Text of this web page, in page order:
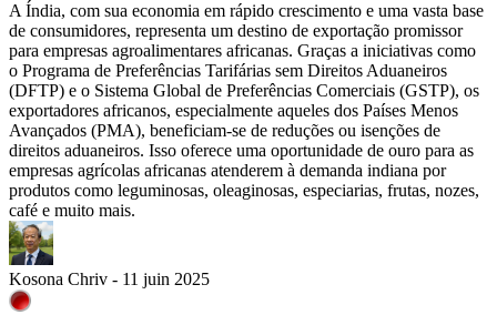
A Índia, com sua economia em rápido crescimento e uma vasta base
de consumidores, representa um destino de exportação promissor
para empresas agroalimentares africanas. Graças a iniciativas como
o Programa de Preferências Tarifárias sem Direitos Aduaneiros
(DFTP) e o Sistema Global de Preferências Comerciais (GSTP), os
exportadores africanos, especialmente aqueles dos Países Menos
Avançados (PMA), beneficiam-se de reduções ou isenções de
direitos aduaneiros. Isso oferece uma oportunidade de ouro para as
empresas agrícolas africanas atenderem à demanda indiana por
produtos como leguminosas, oleaginosas, especiarias, frutas, nozes,
café e muito mais.
Kosona Chriv - 11 juin 2025